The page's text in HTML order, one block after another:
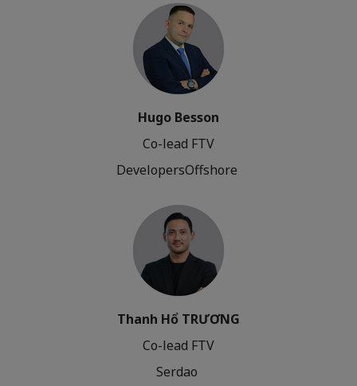
Hugo Besson
Co-lead FTV
DevelopersOffshore
Thanh Hổ TRƯƠNG
Co-lead FTV
Serdao